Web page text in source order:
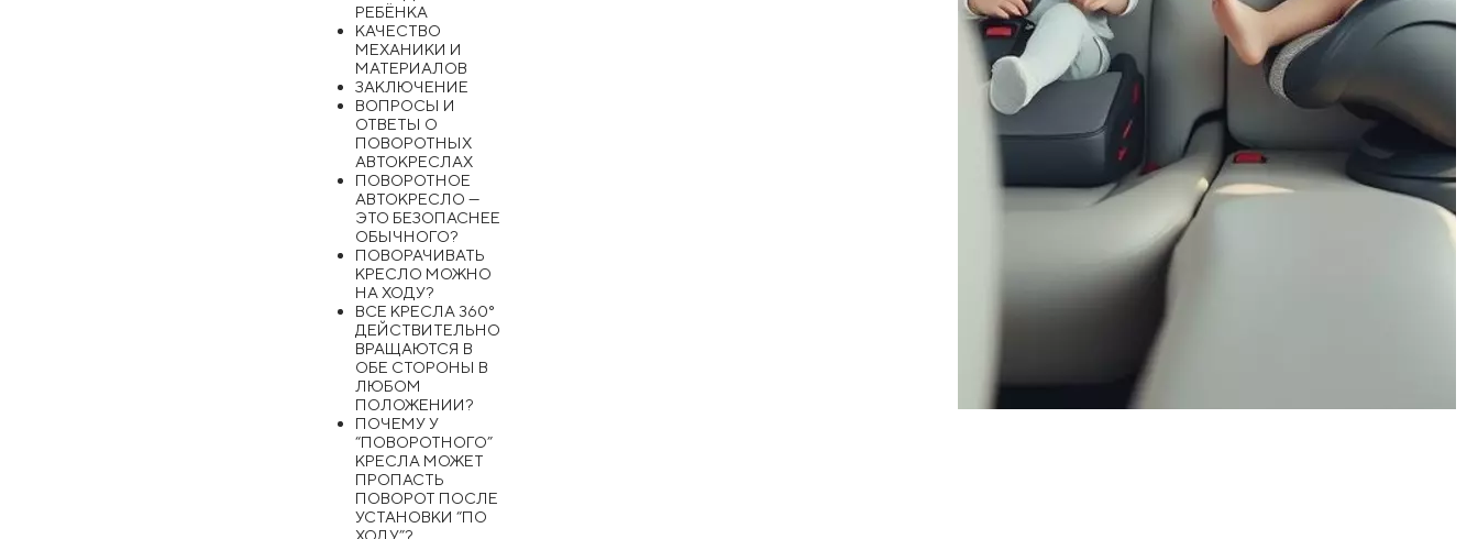
РЕБЁНКА
КАЧЕСТВО
МЕХАНИКИ И
МАТЕРИАЛОВ
ЗАКЛЮЧЕНИЕ
ВОПРОСЫ И
ОТВЕТЫ О
ПОВОРОТНЫХ
АВТОКРЕСЛАХ
ПОВОРОТНОЕ
АВТОКРЕСЛО —
ЭТО БЕЗОПАСНЕЕ
ОБЫЧНОГО?
ПОВОРАЧИВАТЬ
КРЕСЛО МОЖНО
НА ХОДУ?
ВСЕ КРЕСЛА 360°
ДЕЙСТВИТЕЛЬНО
ВРАЩАЮТСЯ В
ОБЕ СТОРОНЫ В
ЛЮБОМ
ПОЛОЖЕНИИ?
ПОЧЕМУ У
“ПОВОРОТНОГО”
КРЕСЛА МОЖЕТ
ПРОПАСТЬ
ПОВОРОТ ПОСЛЕ
УСТАНОВКИ “ПО